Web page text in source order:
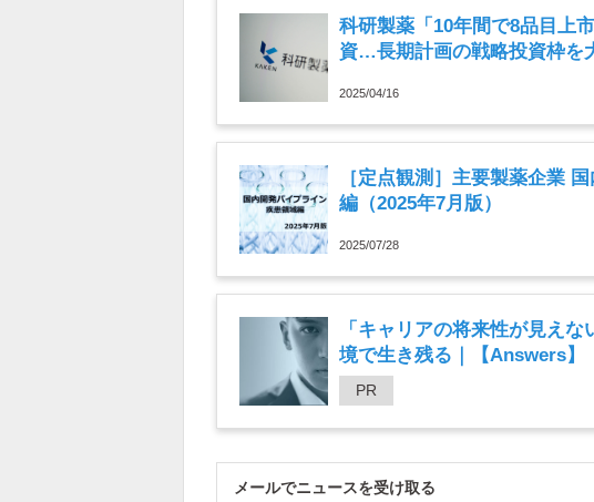
科研製薬「10年間で8品目上
資…長期計画の戦略投資枠を
2025/04/16
［定点観測］主要製薬企業
編（2025年7月版）
2025/07/28
「キャリアの将来性が見え
境で生き残る｜【Answers】
PR
メールでニュースを受け取る